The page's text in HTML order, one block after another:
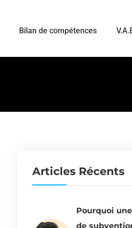
Bilan de compétences
Articles Récents
Pourquoi
de